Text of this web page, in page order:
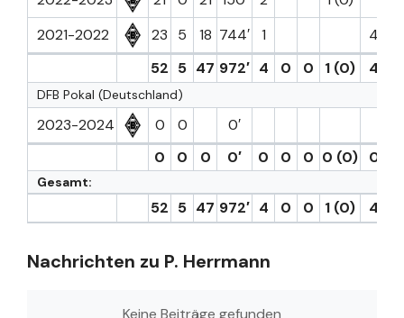
2021-2022
23 5 18 744′ 1
4
52 5 47 972′ 4 0 0 1 (0) 4
DFB Pokal (Deutschland)
2023-2024 0 0
0′
0
0 0 0′ 0 0 0 0 (0) 0
Gesamt:
52 5 47 972′ 4 0 0 1 (0) 4
Nachrichten zu P. Herrmann
Keine Beiträge gefunden